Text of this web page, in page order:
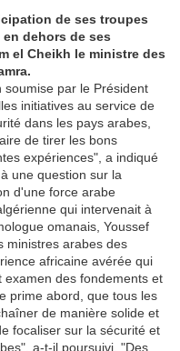
de ses troupes
dehors de ses
el Cheikh le ministre des
soumise par le Président
initiatives au service de
dans les pays arabes,
de tirer les bons
expériences", a indiqué
une question sur la
d'une force arabe
qui intervenait à
omanais, Youssef
ministres arabes des
africaine avérée qui
des fondements et
prime abord, que tous les
de manière solide et
focaliser sur la sécurité et
a-t-il poursuivi. "Des